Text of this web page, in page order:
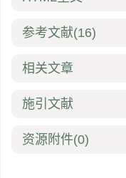
参考文献(16)
相关文章
施引文献
资源附件(0)